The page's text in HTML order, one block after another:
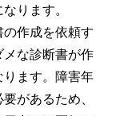
ります。
作成を依頼す
メな診断書が作
ります。障害年
があるため、